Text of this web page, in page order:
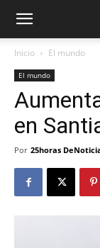
Inicio El mundo
El mundo
en
Por 25horas